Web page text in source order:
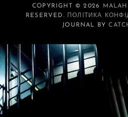
COPYRIGHT © 2026
RESERVED.
ПОЛІТИКА
JOURNAL BY